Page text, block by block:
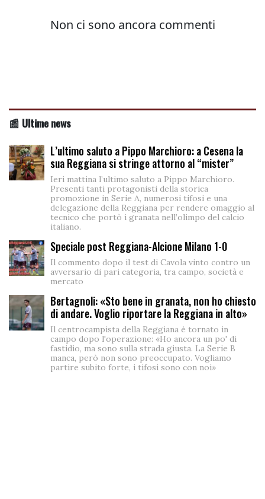
📰 Ultime news
L’ultimo saluto a Pippo Marchioro: a Cesena la
sua Reggiana si stringe attorno al “mister”
Ieri mattina l’ultimo saluto a Pippo Marchioro.
Presenti tanti protagonisti della storica
promozione in Serie A, numerosi tifosi e una
delegazione della Reggiana per rendere omaggio al
tecnico che portò i granata nell’olimpo del calcio
italiano.
Speciale post Reggiana-Alcione Milano 1-0
Il commento dopo il test di Cavola vinto contro un
avversario di pari categoria, tra campo, società e
mercato
Bertagnoli: «Sto bene in granata, non ho chiesto
di andare. Voglio riportare la Reggiana in alto»
Il centrocampista della Reggiana è tornato in
campo dopo l'operazione: «Ho ancora un po' di
fastidio, ma sono sulla strada giusta. La Serie B
manca, però non sono preoccupato. Vogliamo
partire subito forte, i tifosi sono con noi»